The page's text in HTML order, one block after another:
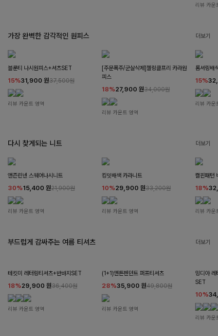
리뷰 카운
가장 완벽한 감각적인 원피스 더보기
블룬티 나시원피스+셔츠SET
15%31,900 원37,500원
리뷰 카운트 영역
[주문폭주/군살삭제]젤링클프리 카라원
피스
18%27,900 원34,000원
리뷰 카운트 영역
롬셔링배
15%
리뷰 카운
다시 찾게되는 니트 더보기
앤즌린넨 스퀘어나시니트
30%15,400 원21,900원
리뷰 카운트 영역
킹밋배색 카라니트
10%29,900 원33,200원
리뷰 카운트 영역
캘핀패턴
18%
리뷰 카운
부드럽게 감싸주는 여름 티셔츠 더보기
테킷미 레터링티셔츠+반바지SET
18%29,900 원36,400원
리뷰 카운트 영역
(1+1)앤튼펜던트 퍼프티셔츠
28%35,900 원49,800원
리뷰 카운트 영역
밍디아 레
SET
10%
리뷰 카운